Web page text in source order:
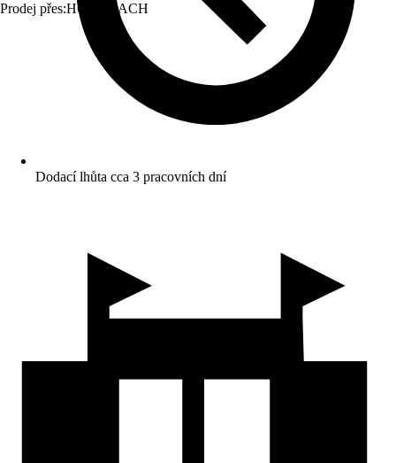
Prodej přes:HORNBACH
Dodací lhůta cca 3 pracovních dní